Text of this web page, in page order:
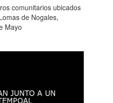
comunitarios ubicados
de Nogales,
Mayo